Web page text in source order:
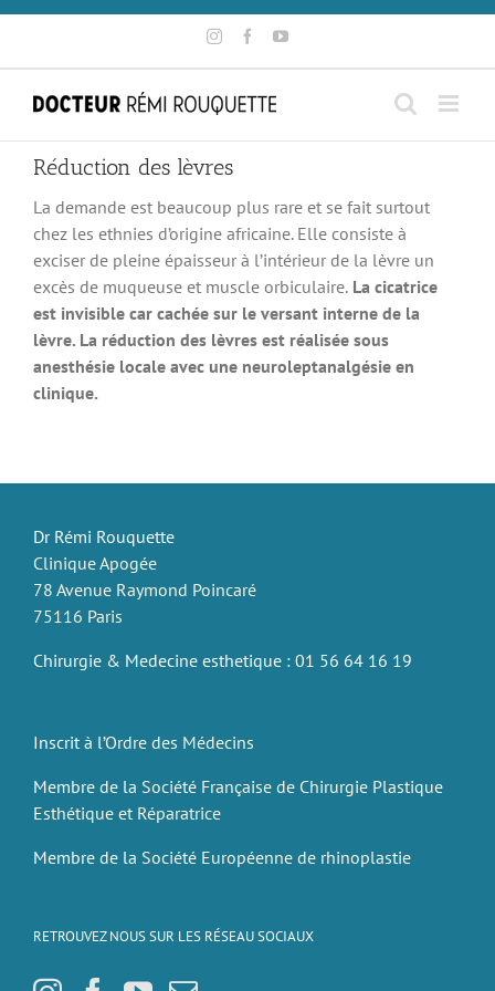
content
Instagram
FacebookYouTube
Réduction des lèvres
La demande est beaucoup plus rare et se fait surtout
chez les ethnies d’origine africaine. Elle consiste à
exciser de pleine épaisseur à l’intérieur de la lèvre un
excès de muqueuse et muscle orbiculaire. La cicatrice
est invisible car cachée sur le versant interne de la
lèvre. La réduction des lèvres est réalisée sous
anesthésie locale avec une neuroleptanalgésie en
clinique.
Dr Rémi Rouquette
Clinique Apogée
78 Avenue Raymond Poincaré
75116 Paris
Chirurgie & Medecine esthetique : 01 56 64 16 19
Inscrit à l’Ordre des Médecins
Membre de la Société Française de Chirurgie Plastique
Esthétique et Réparatrice
Membre de la Société Européenne de rhinoplastie
RETROUVEZ NOUS SUR LES RÉSEAU SOCIAUX